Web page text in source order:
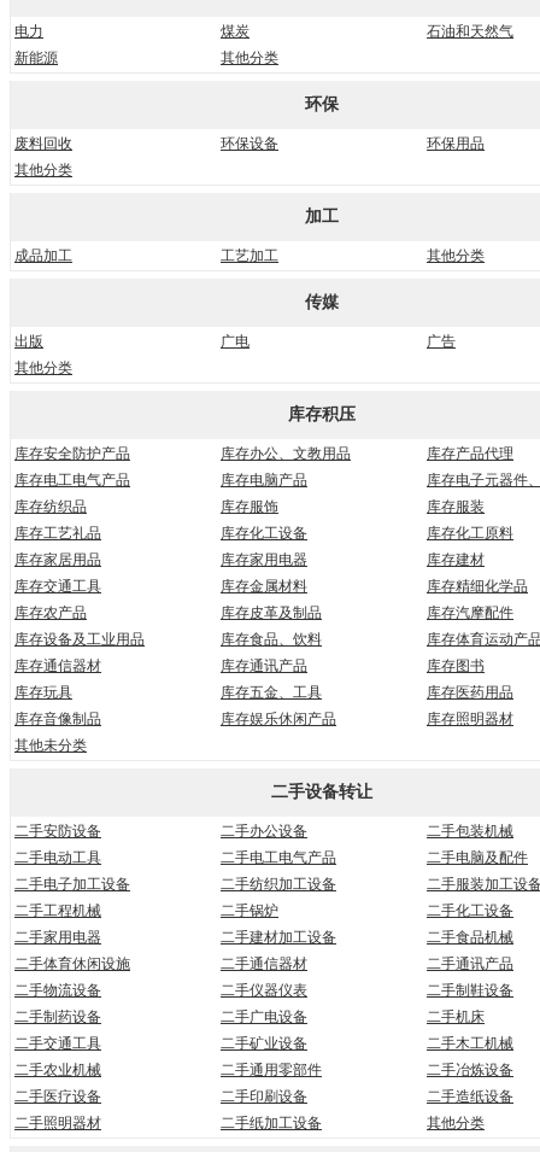
电力 煤炭
石油和天然气
新能源
其他分类
环保
废料回收 环保设备
环保用品
其他分类
加工
成品加工 工艺加工 其他分类
传媒
出版 广电
广告
其他分类
库存积压
库存安全防护产品 库存办公、文教用品
库存产品代理
库存电工电气产品
库存电脑产品
库存电子元器件
库存纺织品
库存服饰
库存服装
库存工艺礼品
库存化工设备
库存化工原料
库存家居用品
库存家用电器
库存建材
库存交通工具
库存金属材料
库存精细化学品
库存农产品
库存皮革及制品
库存汽摩配件
库存设备及工业用品
库存食品、饮料
库存体育运动产
库存通信器材
库存通讯产品
库存图书
库存玩具
库存五金、工具
库存医药用品
库存音像制品
库存娱乐休闲产品
库存照明器材
其他未分类
二手设备转让
二手安防设备 二手办公设备
二手包装机械
二手电动工具
二手电工电气产品
二手电脑及配件
二手电子加工设备
二手纺织加工设备
二手服装加工设
二手工程机械
二手锅炉
二手化工设备
二手家用电器
二手建材加工设备
二手食品机械
二手体育休闲设施
二手通信器材
二手通讯产品
二手物流设备
二手仪器仪表
二手制鞋设备
二手制药设备
二手广电设备
二手机床
二手交通工具
二手矿业设备
二手木工机械
二手农业机械
二手通用零部件
二手冶炼设备
二手医疗设备
二手印刷设备
二手造纸设备
二手照明器材
二手纸加工设备 其他分类